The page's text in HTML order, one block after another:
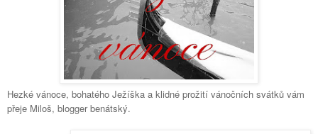
Hezké vánoce, bohatého Ježíška a klidné prožití vánočních svátků vám
přeje Miloš, blogger benátský.